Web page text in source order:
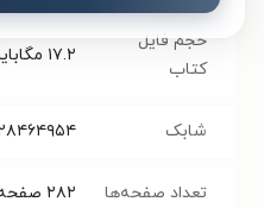
حجم فایل
کتاب
۱۷.۲
شابک
تعداد صفحه‌ها ۲۸۲